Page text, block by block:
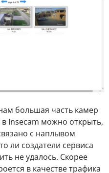
большая часть камер
Insecam можно открыть,
с наплывом
ли создатели сервиса
не удалось. Скорее
в качестве трафика